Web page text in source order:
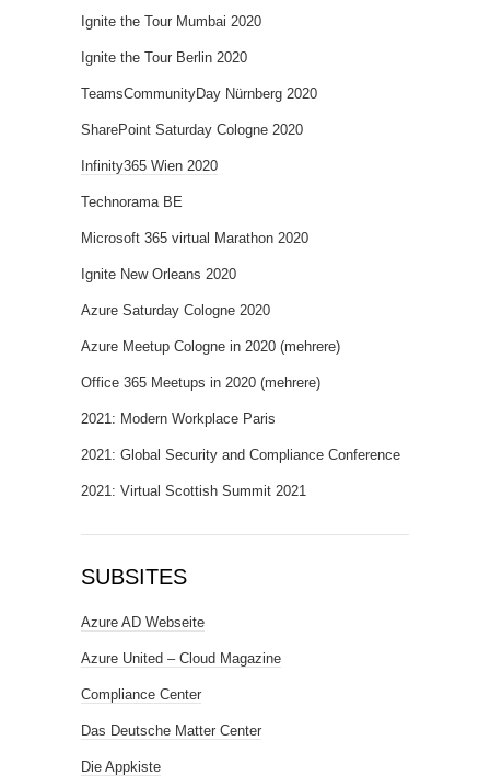
Ignite the Tour Mumbai 2020
Ignite the Tour Berlin 2020
TeamsCommunityDay Nürnberg 2020
SharePoint Saturday Cologne 2020
Infinity365 Wien 2020
Technorama BE
Microsoft 365 virtual Marathon 2020
Ignite New Orleans 2020
Azure Saturday Cologne 2020
Azure Meetup Cologne in 2020 (mehrere)
Office 365 Meetups in 2020 (mehrere)
2021: Modern Workplace Paris
2021: Global Security and Compliance Conference
2021: Virtual Scottish Summit 2021
SUBSITES
Azure AD Webseite
Azure United – Cloud Magazine
Compliance Center
Das Deutsche Matter Center
Die Appkiste